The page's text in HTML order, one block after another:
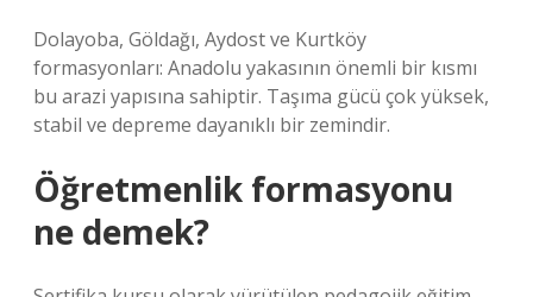
Dolayoba, Göldağı, Aydost ve Kurtköy
formasyonları: Anadolu yakasının önemli bir kısmı
bu arazi yapısına sahiptir. Taşıma gücü çok yüksek,
stabil ve depreme dayanıklı bir zemindir.
Öğretmenlik formasyonu
ne demek?